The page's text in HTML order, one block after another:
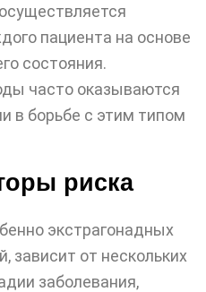
пациента на основе
состояния.
часто оказываются
в борьбе с этим типом
риска
экстрагонадных
зависит от нескольких
заболевания,